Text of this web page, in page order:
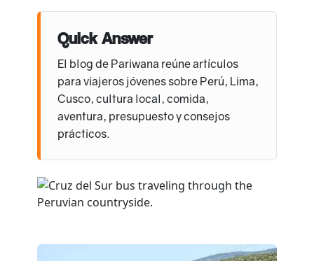
Quick Answer
El blog de Pariwana reúne artículos
para viajeros jóvenes sobre Perú, Lima,
Cusco, cultura local, comida,
aventura, presupuesto y consejos
prácticos.